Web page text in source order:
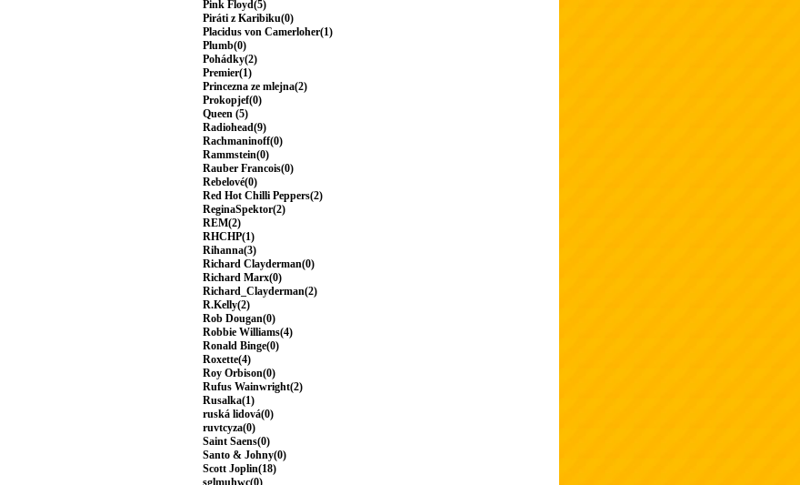
Pink Floyd(5)
Piráti z Karibiku(0)
Placidus von Camerloher(1)
Plumb(0)
Pohádky(2)
Premier(1)
Princezna ze mlejna(2)
Prokopjef(0)
Queen (5)
Radiohead(9)
Rachmaninoff(0)
Rammstein(0)
Rauber Francois(0)
Rebelové(0)
Red Hot Chilli Peppers(2)
ReginaSpektor(2)
REM(2)
RHCHP(1)
Rihanna(3)
Richard Clayderman(0)
Richard Marx(0)
Richard_Clayderman(2)
R.Kelly(2)
Rob Dougan(0)
Robbie Williams(4)
Ronald Binge(0)
Roxette(4)
Roy Orbison(0)
Rufus Wainwright(2)
Rusalka(1)
ruská lidová(0)
ruvtcyza(0)
Saint Saens(0)
Santo & Johny(0)
Scott Joplin(18)
sglmuhwc(0)